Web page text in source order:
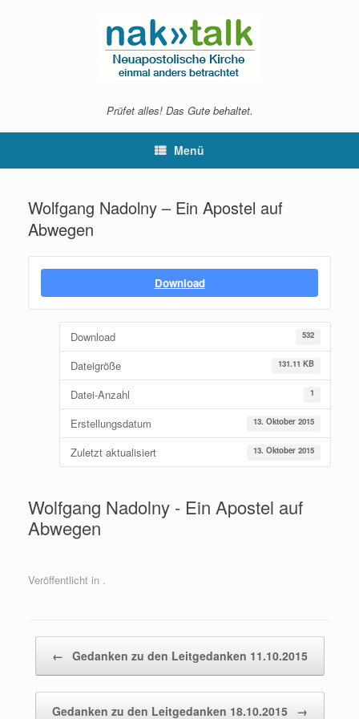
Prüfet alles! Das Gute behaltet.
Menü
Wolfgang Nadolny – Ein Apostel auf
Abwegen
Download
Download 532
Dateigröße 131.11 KB
Datei-Anzahl 1
Erstellungsdatum 13. Oktober 2015
Zuletzt aktualisiert 13. Oktober 2015
Wolfgang Nadolny - Ein Apostel auf
Abwegen
Veröffentlicht in .
← Gedanken zu den Leitgedanken 11.10.2015
Gedanken zu den Leitgedanken 18.10.2015 →